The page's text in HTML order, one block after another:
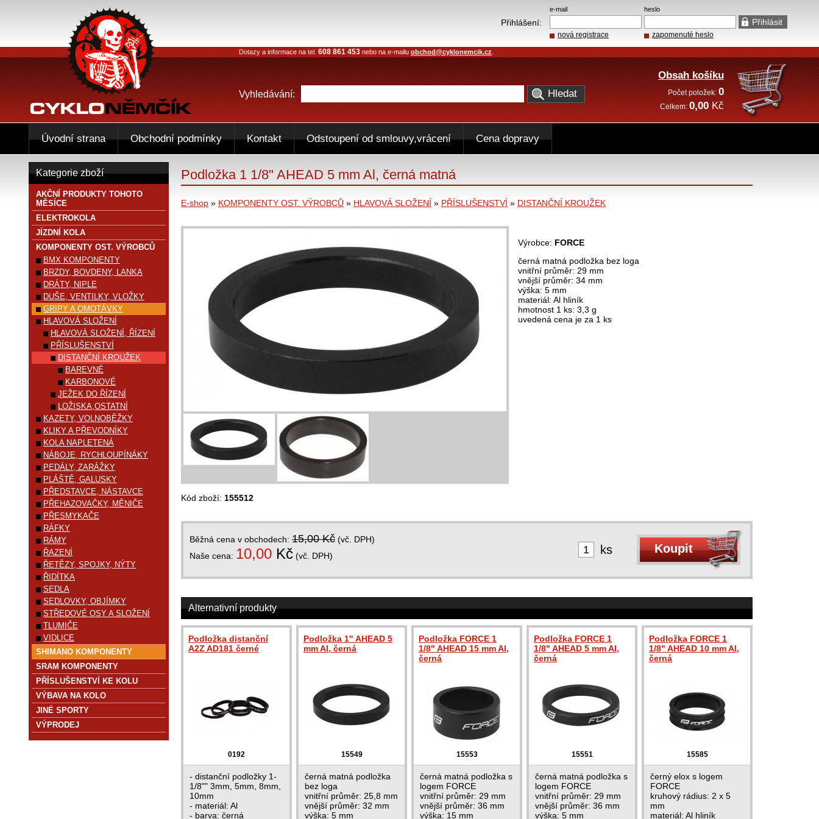
Podložka 1 1/8" AHEAD 5 mm Al, černá matná
E-shop » KOMPONENTY OST. VÝROBCŮ » HLAVOVÁ SLOŽENÍ » PŘÍSLUŠENSTVÍ » DISTANČNÍ KROUŽEK
Výrobce: FORCE
černá matná podložka bez loga
vnitřní průměr: 29 mm
vnější průměr: 34 mm
výška: 5 mm
materiál: Al hliník
hmotnost 1 ks: 3,3 g
uvedená cena je za 1 ks
Kód zboží: 155512
Běžná cena v obchodech: 15,00 Kč (vč. DPH)
Naše cena: 10,00 Kč (vč. DPH) ks
Alternativní produkty
Podložka distanční
A2Z AD181 černé
0192
- distanční podložky 1-
1/8"" 3mm, 5mm, 8mm,
10mm
- materiál: Al
- barva: černá
Podložka 1" AHEAD 5
mm Al, černá
15549
černá matná podložka
bez loga
vnitřní průměr: 25,8 mm
vnější průměr: 32 mm
výška: 5 mm
Podložka FORCE 1
1/8" AHEAD 15 mm Al,
černá
15553
černá matná podložka s
logem FORCE
vnitřní průměr: 29 mm
vnější průměr: 36 mm
výška: 15 mm
Podložka FORCE 1
1/8" AHEAD 5 mm Al,
černá
15551
černá matná podložka s
logem FORCE
vnitřní průměr: 29 mm
vnější průměr: 36 mm
výška: 5 mm
Podložka FORCE 1
1/8" AHEAD 10 mm Al,
černá
15585
černý elox s logem
FORCE
kruhový rádius: 2 x 5
mm
materiál: Al hliník
Kategorie zboží
AKČNÍ PRODUKTY TOHOTO
MĚSÍCE
ELEKTROKOLA
JÍZDNÍ KOLA
KOMPONENTY OST. VÝROBCŮ
BMX KOMPONENTY
BRZDY, BOVDENY, LANKA
DRÁTY, NIPLE
DUŠE, VENTILKY, VLOŽKY
GRIPY A OMOTÁVKY
HLAVOVÁ SLOŽENÍ
HLAVOVÁ SLOŽENÍ, ŘÍZENÍ
PŘÍSLUŠENSTVÍ
DISTANČNÍ KROUŽEK
BAREVNÉ
KARBONOVÉ
JEŽEK DO ŘÍZENÍ
LOŽISKA,OSTATNÍ
KAZETY, VOLNOBĚŽKY
KLIKY A PŘEVODNÍKY
KOLA NAPLETENÁ
NÁBOJE, RYCHLOUPÍNÁKY
PEDÁLY, ZARÁŽKY
PLÁŠTĚ, GALUSKY
PŘEDSTAVCE, NÁSTAVCE
PŘEHAZOVAČKY, MĚNIČE
PŘESMYKAČE
RÁFKY
RÁMY
ŘAZENÍ
ŘETĚZY, SPOJKY, NÝTY
ŘIDÍTKA
SEDLA
SEDLOVKY, OBJÍMKY
STŘEDOVÉ OSY A SLOŽENÍ
TLUMIČE
VIDLICE
SHIMANO KOMPONENTY
SRAM KOMPONENTY
PŘÍSLUŠENSTVÍ KE KOLU
VÝBAVA NA KOLO
JINÉ SPORTY
VÝPRODEJ
e-mail heslo
Přihlášení:
nová registrace zapomenuté heslo
Dotazy a informace na tel. 608 861 453 nebo na e-mailu obchod@cyklonemcik.cz
Vyhledávání:
Obsah košíku
Počet položek:0
Celkem: 0,00 Kč
Úvodní strana Obchodní podmínky Kontakt Odstoupení od smlouvy,vrácení Cena dopravy